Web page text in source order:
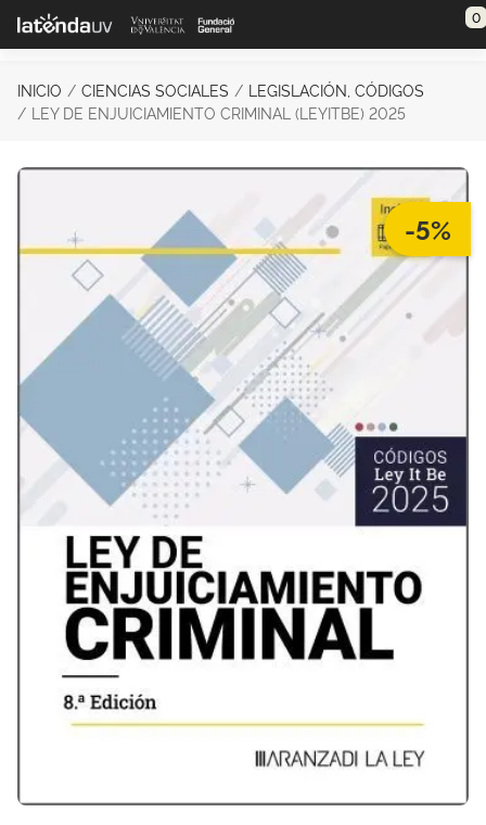
Saltar al contenido principal 0
INICIO CIENCIAS SOCIALES
LEGISLACIÓN, CÓDIGOS
LEY DE ENJUICIAMIENTO CRIMINAL (LEYITBE) 2025
-5%